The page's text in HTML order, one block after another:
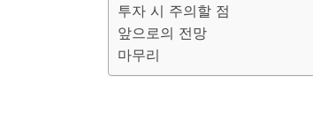
투자 시 주의할 점
앞으로의 전망
마무리